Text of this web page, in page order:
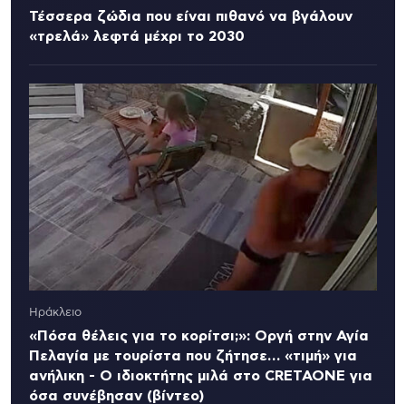
Τέσσερα ζώδια που είναι πιθανό να βγάλουν
«τρελά» λεφτά μέχρι το 2030
Ηράκλειο
«Πόσα θέλεις για το κορίτσι;»: Οργή στην Αγία
Πελαγία με τουρίστα που ζήτησε… «τιμή» για
ανήλικη - Ο ιδιοκτήτης μιλά στο CRETAONE για
όσα συνέβησαν (βίντεο)